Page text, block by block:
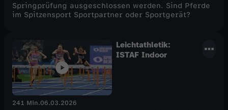
Springprüfung ausgeschlossen werden. Sind Pferde
im Spitzensport Sportpartner oder Sportgerät?
Leichtathletik:
ISTAF Indoor
241 Min.06.03.2026